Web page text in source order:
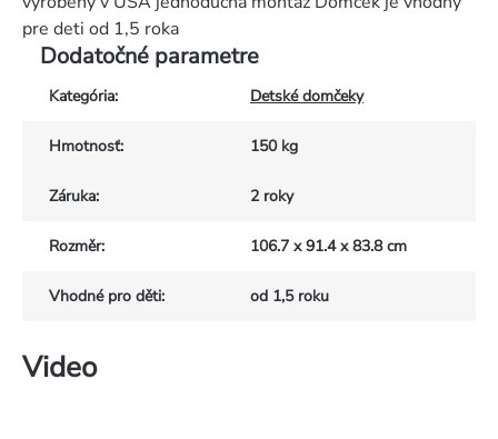
pre deti od 1,5 roka
Dodatočné parametre
Kategória: Detské domčeky
Hmotnosť: 150 kg
Záruka: 2 roky
Rozměr: 106.7 x 91.4 x 83.8 cm
Vhodné pro děti: od 1,5 roku
Video